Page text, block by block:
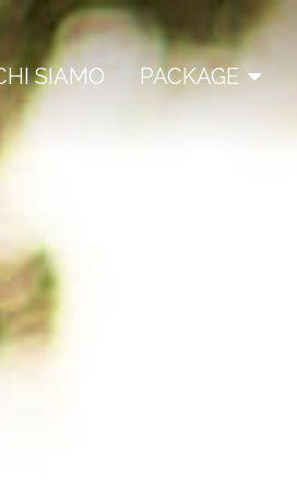
SIAMO PACKAGE